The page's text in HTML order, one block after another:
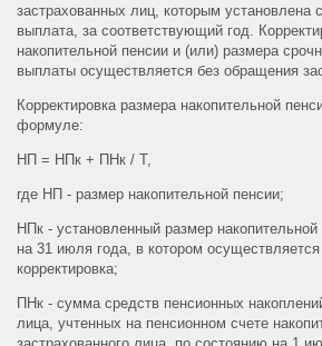
застрахованных лиц, которым установлена
выплата, за соответствующий год.
накопительной пенсии и (или) размера
выплаты осуществляется без обращения
Корректировка размера накопительной
формуле:
НП = НПк + ПНк / Т,
где НП - размер накопительной пенсии;
НПк - установленный размер
на 31 июля года, в котором
корректировка;
ПНк - сумма средств пенсионных
лица, учтенных на пенсионном счете